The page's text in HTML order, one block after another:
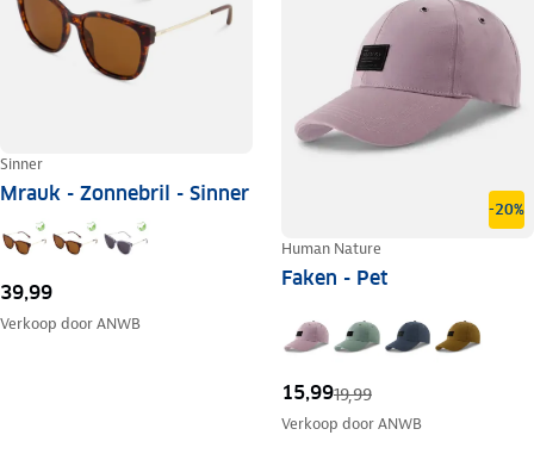
Sinner
Mrauk - Zonnebril - Sinner
39,99
Verkoop doorANWB
-20%
Human Nature
Faken - Pet
15,9919,99
Verkoop doorANWB